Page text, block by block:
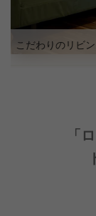
座面が広くご
チール脚
「